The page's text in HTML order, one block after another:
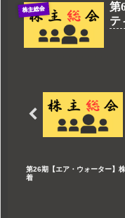
株主総会
第
テ
第26期【エア・ウォーター】
着